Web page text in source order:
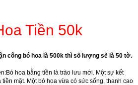
Tiền 50k
công bó hoa là 500k thì số lượng sẽ là 50 tờ.
hoa bằng tiền là trào lưu mới. Một sự kết
mặt. Một bó hoa vừa có sức sống, thanh cao